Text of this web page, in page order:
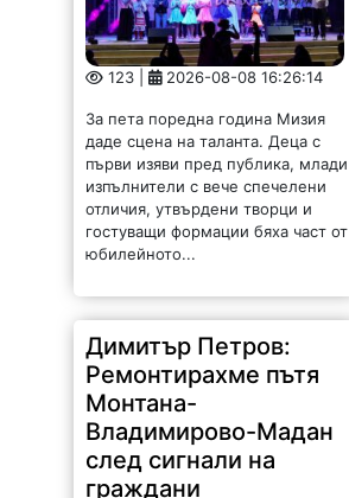
123 | 2026-08-08 16:26:14
За пета поредна година Мизия
даде сцена на таланта. Деца с
първи изяви пред публика, млади
изпълнители с вече спечелени
отличия, утвърдени творци и
гостуващи формации бяха част от
юбилейното...
Димитър Петров:
Ремонтирахме пътя
Монтана-
Владимирово-Мадан
след сигнали на
граждани